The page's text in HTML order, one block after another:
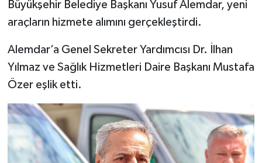
Büyükşehir Belediye Başkanı Yusuf Alemdar, yeni
araçların hizmete alımını gerçekleştirdi.
Alemdar’a Genel Sekreter Yardımcısı Dr. İlhan
Yılmaz ve Sağlık Hizmetleri Daire Başkanı Mustafa
Özer eşlik etti.